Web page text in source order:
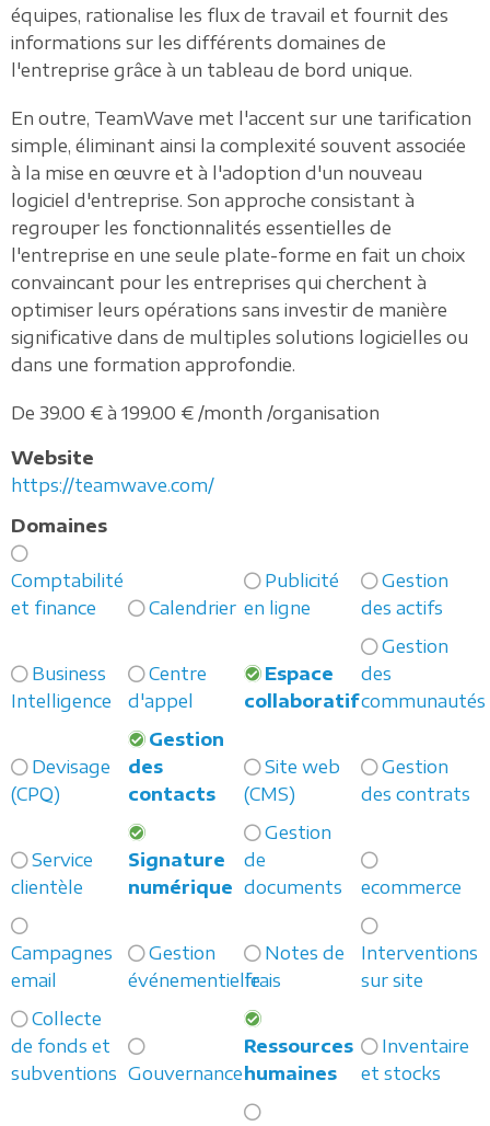
équipes, rationalise les flux de travail et fournit des
informations sur les différents domaines de
l'entreprise grâce à un tableau de bord unique.
En outre, TeamWave met l'accent sur une tarification
simple, éliminant ainsi la complexité souvent associée
à la mise en œuvre et à l'adoption d'un nouveau
logiciel d'entreprise. Son approche consistant à
regrouper les fonctionnalités essentielles de
l'entreprise en une seule plate-forme en fait un choix
convaincant pour les entreprises qui cherchent à
optimiser leurs opérations sans investir de manière
significative dans de multiples solutions logicielles ou
dans une formation approfondie.
De 39.00 € à 199.00 € /month /organisation
Website
https://teamwave.com/
Domaines
Comptabilité
et finance
Calendrier
Publicité
en ligne
Gestion
des actifs
Business
Intelligence
Centre
d'appel
Espace
collaboratif
Gestion
des
communautés
Devisage
(CPQ)
Gestion
des
contacts
Site web
(CMS)
Gestion
des contrats
Service
clientèle
Signature
numérique
Gestion
de
documents
ecommerce
Campagnes
email
Gestion
événementielle
Notes de
frais
Interventions
sur site
Collecte
de fonds et
subventions Gouvernance
Ressources
humaines
Inventaire
et stocks